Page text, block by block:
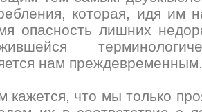
которая, идя им
опасность лишних
нам
кажется, что мы только